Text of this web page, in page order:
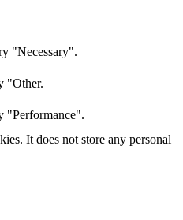
"Necessary".
"Other.
"Performance".
It does not store any personal